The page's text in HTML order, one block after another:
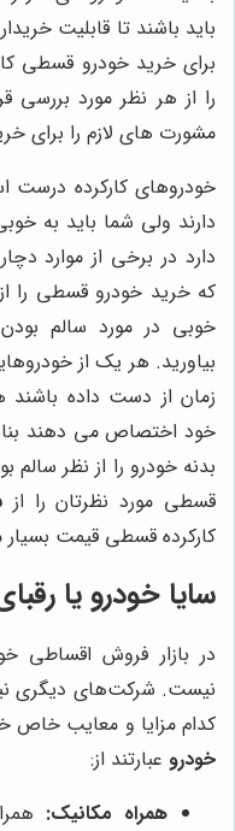
باید باشند تا قابلیت
برای خرید خودرو قسطی
را از هر نظر مورد بررسی
مشورت های لازم را برای
خودروهای کارکرده درست
دارند ولی شما باید به
دارد در برخی از موارد
که خرید خودرو قسطی را
خوبی در مورد سالم
بیاورید. هر یک از
زمان از دست داده باشند
خود اختصاص می دهند
بدنه خودرو را از نظر
قسطی مورد نظرتان را از
کارکرده قسطی قیمت
سایا خودرو یا
در بازار فروش اقساطی
نیست. شرکت‌های دیگری
کدام مزایا و معایب خاص
خودرو عبارتند از:
همراه مکانیک: